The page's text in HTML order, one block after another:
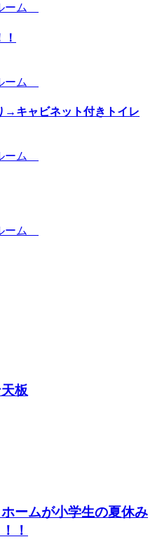
ーム
ーム
→キャビネット付きトイレ
ーム
ーム
板
ホームが小学生の夏休み
！